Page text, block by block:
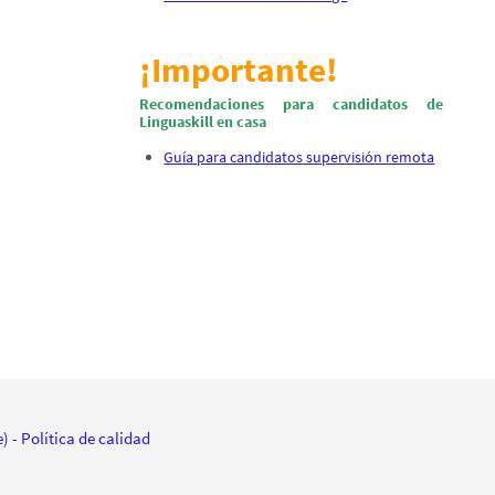
¡Importante!
Recomendaciones para candidatos de
Linguaskill en casa
Guía para candidatos supervisión remota
- Política de calidad